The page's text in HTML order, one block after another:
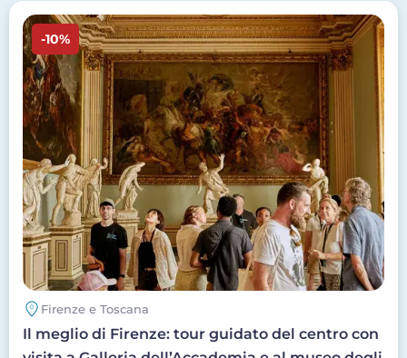
Image
-10%
Firenze e Toscana
Il meglio di Firenze: tour guidato del centro con